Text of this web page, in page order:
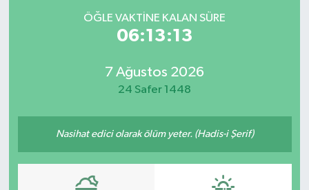
ÖĞLE VAKTİNE KALAN SÜRE
06:13:13
7 Ağustos 2026
24 Safer 1448
Nasihat edici olarak ölüm yeter. (Hadis-i Şerif)
Tüm Manşetler
Son Dakika Haberleri